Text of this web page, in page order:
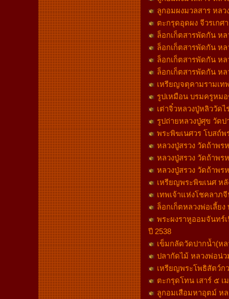
ลูกอมผงมวลสาร หล
ตะกรุดอุดผง จีวรเก
ล็อกเก็ตสารพัดกัน ห
ล็อกเก็ตสารพัดกัน ห
ล็อกเก็ตสารพัดกัน ห
ล็อกเก็ตสารพัดกัน ห
เหรียญจตุคามรามเท
รูปเหมือน บรมครูหม
เต่าจิ๋วหลวงปู่หลิววัด
รูปถ่ายหลวงปู่ศุข วัด
พระพิฆเนศวร โบสถ์
หลวงปู่สรวง วัดถ้าพร
หลวงปู่สรวง วัดถ้าพร
หลวงปู่สรวง วัดถ้าพร
เหรียญพระพิฆเนศ ห
เทพเจ้าแห่งโชคลาภ
ล็อกเก็ตหลวงพ่อเลี้ย
พระผงราหูออมจันทร์
ปี 2538
เข็มกลัดวัดปากน้ำ(ห
ปลากัดไม้ หลวงพ่อน่
เหรียญพระโพธิสัตว์ก
ตะกรุดโทน เสาร์ ๕
ลูกอมเสือมหาอุตม์ ห